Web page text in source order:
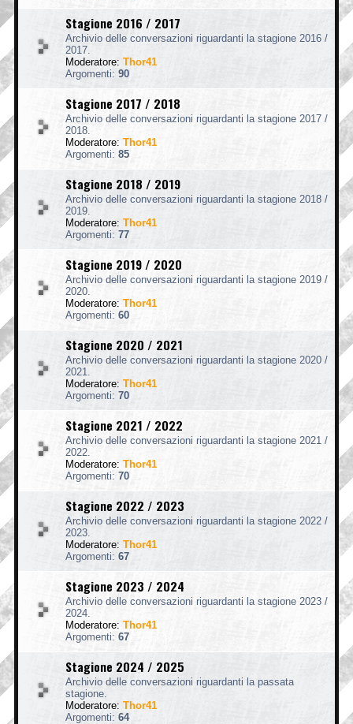
Stagione 2016 / 2017
Archivio delle conversazioni riguardanti la stagione 2016 /
2017.
Moderatore: Thor41
Argomenti: 90
Stagione 2017 / 2018
Archivio delle conversazioni riguardanti la stagione 2017 /
2018.
Moderatore: Thor41
Argomenti: 85
Stagione 2018 / 2019
Archivio delle conversazioni riguardanti la stagione 2018 /
2019.
Moderatore: Thor41
Argomenti: 77
Stagione 2019 / 2020
Archivio delle conversazioni riguardanti la stagione 2019 /
2020.
Moderatore: Thor41
Argomenti: 60
Stagione 2020 / 2021
Archivio delle conversazioni riguardanti la stagione 2020 /
2021.
Moderatore: Thor41
Argomenti: 70
Stagione 2021 / 2022
Archivio delle conversazioni riguardanti la stagione 2021 /
2022.
Moderatore: Thor41
Argomenti: 70
Stagione 2022 / 2023
Archivio delle conversazioni riguardanti la stagione 2022 /
2023.
Moderatore: Thor41
Argomenti: 67
Stagione 2023 / 2024
Archivio delle conversazioni riguardanti la stagione 2023 /
2024.
Moderatore: Thor41
Argomenti: 67
Stagione 2024 / 2025
Archivio delle conversazioni riguardanti la passata
stagione.
Moderatore: Thor41
Argomenti: 64